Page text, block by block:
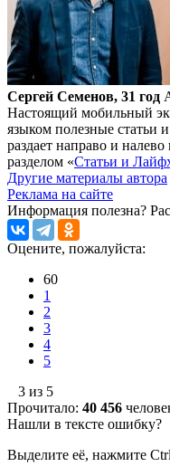
Сергей Семенов, 31 год
Настоящий мобильный
языком полезные статьи
раздает направо и
разделом «Статьи и
Другие материалы автора
Реклама на сайте
Информация полезна?
Оцените, пожалуйста:
60
1
2
3
4
5
3 из 5
Прочитало: 40 456
Нашли в тексте ошибку?
Выделите её, нажмите